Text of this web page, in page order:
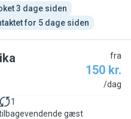
3 dage siden
for 5 dage siden
fra
150 kr.
/dag
1
gæst